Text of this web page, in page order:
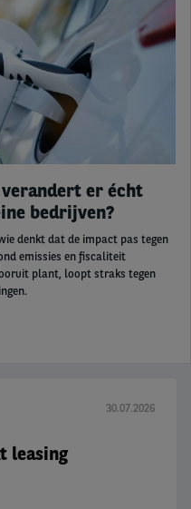
er écht
bedrijven?
denkt dat de impact pas tegen
emissies en fiscaliteit
plant, loopt straks tegen
30.07.2026
leasing